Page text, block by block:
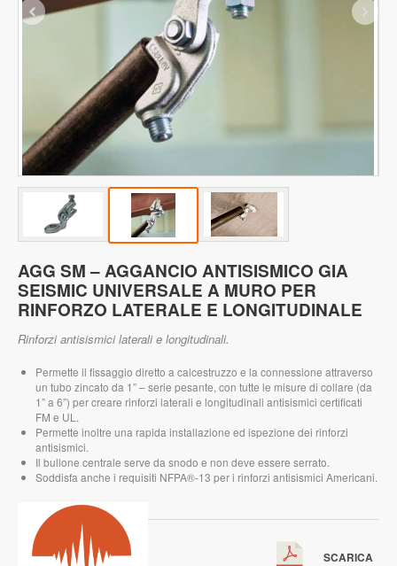
AGG SM – AGGANCIO ANTISISMICO GIA
SEISMIC UNIVERSALE A MURO PER
RINFORZO LATERALE E LONGITUDINALE
Rinforzi antisismici laterali e longitudinali.
Permette il fissaggio diretto a calcestruzzo e la connessione attraverso
un tubo zincato da 1” – serie pesante, con tutte le misure di collare (da
1” a 6”) per creare rinforzi laterali e longitudinali antisismici certificati
FM e UL.
Permette inoltre una rapida installazione ed ispezione dei rinforzi
antisismici.
Il bullone centrale serve da snodo e non deve essere serrato.
Soddisfa anche i requisiti NFPA®-13 per i rinforzi antisismici Americani.
SCARICA